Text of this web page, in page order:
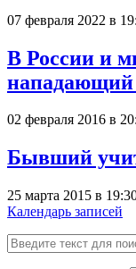
07 февраля 2022 в
В России и
нападающий
02 февраля 2016 в
Бывший
25 марта 2015 в
Календарь записей